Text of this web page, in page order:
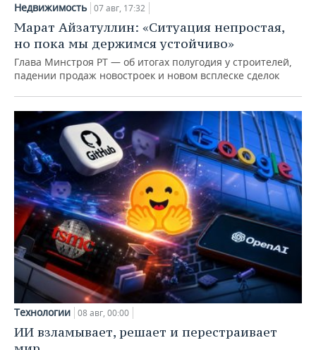
Недвижимость 07 авг, 17:32
Марат Айзатуллин: «Ситуация непростая,
но пока мы держимся устойчиво»
Глава Минстроя РТ — об итогах полугодия у строителей,
падении продаж новостроек и новом всплеске сделок
Технологии 08 авг, 00:00
ИИ взламывает, решает и перестраивает